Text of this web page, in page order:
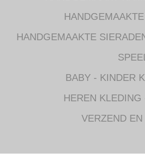
HANDGEMAAKTE
BABY - KINDER
HEREN
VERZEND